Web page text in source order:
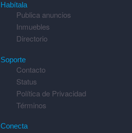
Habítala
Publica anuncios
Inmuebles
Directorio
Soporte
Contacto
Status
Política de Privacidad
Términos
Conecta